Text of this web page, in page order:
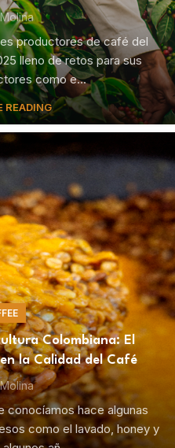
productores de café del
lleno de retos para sus
como e...
READING
Colombiana: El
la Calidad del Café
conocíamos hace algunas
como el lavado, honey y